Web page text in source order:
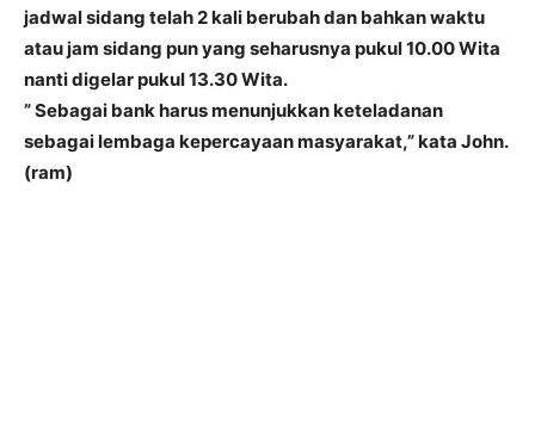
jadwal sidang telah 2 kali berubah dan bahkan waktu
atau jam sidang pun yang seharusnya pukul 10.00 Wita
nanti digelar pukul 13.30 Wita.
” Sebagai bank harus menunjukkan keteladanan
sebagai lembaga kepercayaan masyarakat,” kata John.
(ram)